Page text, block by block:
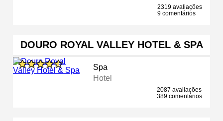
2319 avaliações
9 comentários
DOURO ROYAL VALLEY HOTEL & SPA
Spa
Hotel
2087 avaliações
389 comentários